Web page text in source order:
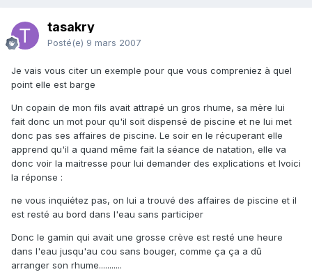
tasakry
Posté(e) 9 mars 2007
Je vais vous citer un exemple pour que vous compreniez à quel
point elle est barge
Un copain de mon fils avait attrapé un gros rhume, sa mère lui
fait donc un mot pour qu'il soit dispensé de piscine et ne lui met
donc pas ses affaires de piscine. Le soir en le récuperant elle
apprend qu'il a quand même fait la séance de natation, elle va
donc voir la maitresse pour lui demander des explications et lvoici
la réponse :
ne vous inquiétez pas, on lui a trouvé des affaires de piscine et il
est resté au bord dans l'eau sans participer
Donc le gamin qui avait une grosse crève est resté une heure
dans l'eau jusqu'au cou sans bouger, comme ça ça a dû
arranger son rhume...........